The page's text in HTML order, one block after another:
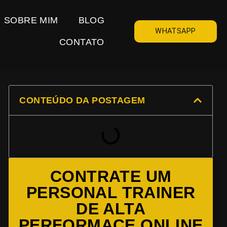
SOBRE MIM BLOG
CONTATO
WHATSAPP
CONTEÚDO DA POSTAGEM
CONTRATE UM
PERSONAL TRAINER
DE ALTA